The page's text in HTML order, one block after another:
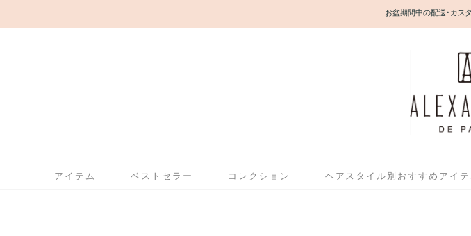
お盆期間中の配送・カス
アイテム ベストセラー コレクション ヘアスタイル別おすすめアイテ